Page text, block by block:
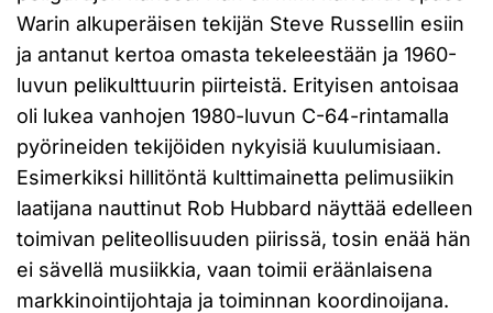
Warin alkuperäisen tekijän Steve Russellin esiin
ja antanut kertoa omasta tekeleestään ja 1960-
luvun pelikulttuurin piirteistä. Erityisen antoisaa
oli lukea vanhojen 1980-luvun C-64-rintamalla
pyörineiden tekijöiden nykyisiä kuulumisiaan.
Esimerkiksi hillitöntä kulttimainetta pelimusiikin
laatijana nauttinut Rob Hubbard näyttää edelleen
toimivan peliteollisuuden piirissä, tosin enää hän
ei sävellä musiikkia, vaan toimii eräänlaisena
markkinointijohtaja ja toiminnan koordinoijana.